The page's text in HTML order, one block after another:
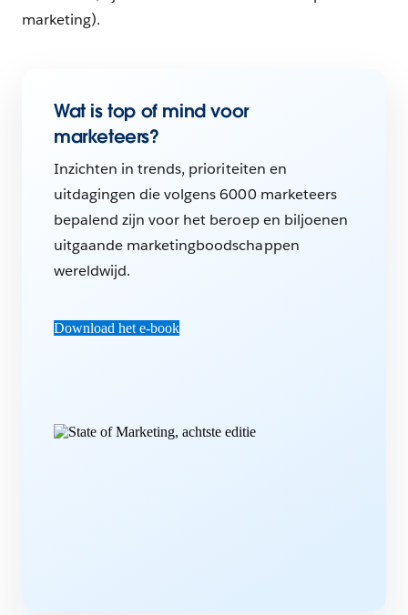
marketing).
Wat is top of mind voor
marketeers?
Inzichten in trends, prioriteiten en
uitdagingen die volgens 6000 marketeers
bepalend zijn voor het beroep en biljoenen
uitgaande marketingboodschappen
wereldwijd.
Download het e-book